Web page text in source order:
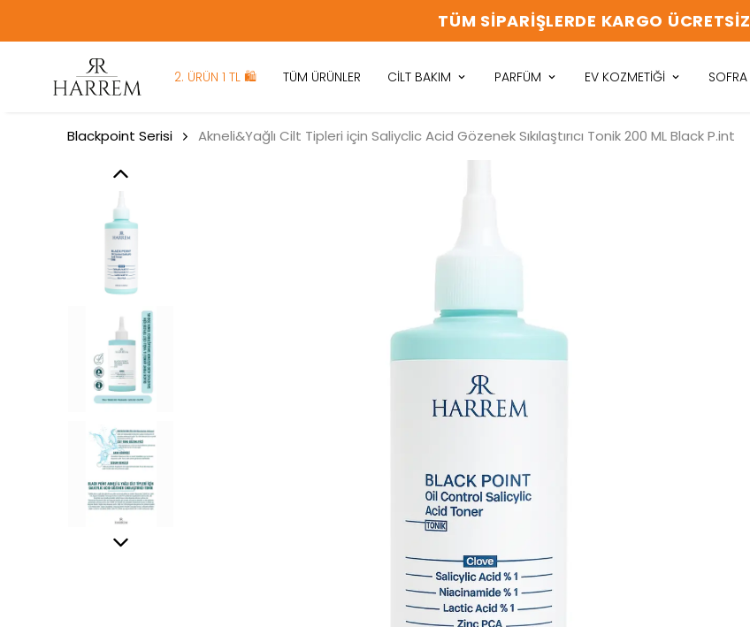
TÜM SIPARIŞLERDE KARGO ÜCRETSIZ
2. ÜRÜN 1 TL 🛍️ TÜM ÜRÜNLER CİLT BAKIM PARFÜM EV KOZMETİĞİ SOFRA
Blackpoint Serisi Akneli&Yağlı Cilt Tipleri için Saliyclic Acid Gözenek Sıkılaştırıcı Tonik 200 ML Black P.int